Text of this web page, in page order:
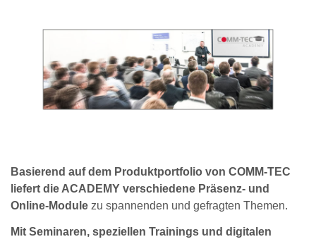
Basierend auf dem Produktportfolio von COMM-TEC
liefert die ACADEMY verschiedene Präsenz- und
Online-Module zu spannenden und gefragten Themen.
Mit Seminaren, speziellen Trainings und digitalen